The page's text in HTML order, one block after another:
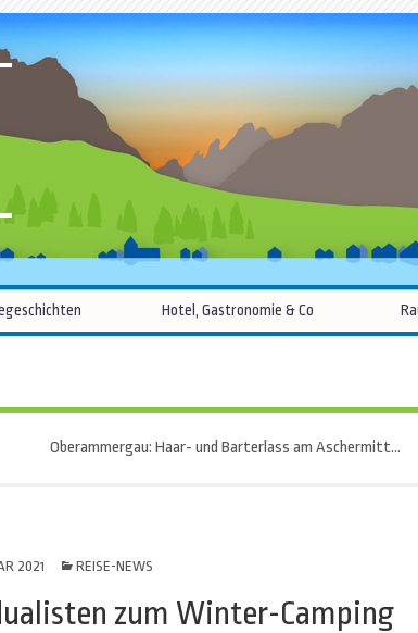
Hotel, Gastronomie & Co
Oberammergau: Haar- und Barterlass am Aschermittwoch
2021 REISE-NEWS
zum Winter-Camping